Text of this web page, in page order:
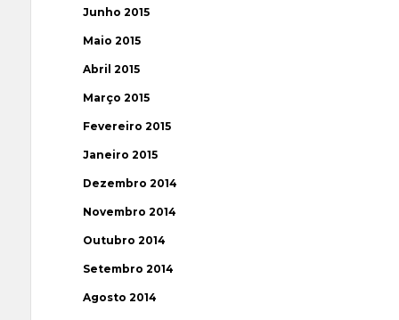
Junho 2015
Maio 2015
Abril 2015
Março 2015
Fevereiro 2015
Janeiro 2015
Dezembro 2014
Novembro 2014
Outubro 2014
Setembro 2014
Agosto 2014